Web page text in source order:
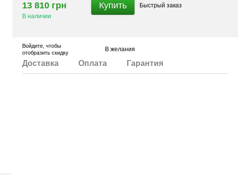
13 810 грн
В наличии
Купить Быстрый заказ
Войдите , чтобы
отобразить скидку
В желания
Доставка Оплата Гарантия